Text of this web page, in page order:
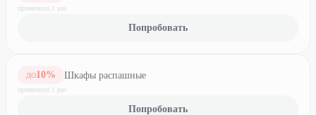
применили 1 раз
Попробовать
ДО10% Шкафы распашные
применили 1 раз
Попробовать